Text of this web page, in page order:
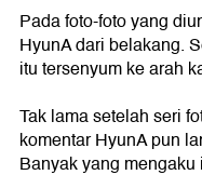
Pada foto-foto yang
HyunA dari belakang.
itu tersenyum ke arah
Tak lama setelah seri
komentar HyunA pun
Banyak yang